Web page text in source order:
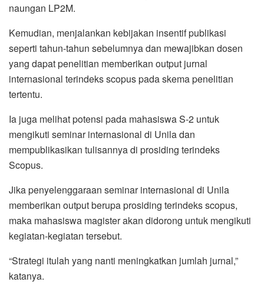
naungan LP2M.
Kemudian, menjalankan kebijakan insentif publikasi
seperti tahun-tahun sebelumnya dan mewajibkan dosen
yang dapat penelitian memberikan output jurnal
internasional terindeks scopus pada skema penelitian
tertentu.
Ia juga melihat potensi pada mahasiswa S-2 untuk
mengikuti seminar internasional di Unila dan
mempublikasikan tulisannya di prosiding terindeks
Scopus.
Jika penyelenggaraan seminar internasional di Unila
memberikan output berupa prosiding terindeks scopus,
maka mahasiswa magister akan didorong untuk mengikuti
kegiatan-kegiatan tersebut.
“Strategi itulah yang nanti meningkatkan jumlah jurnal,”
katanya.